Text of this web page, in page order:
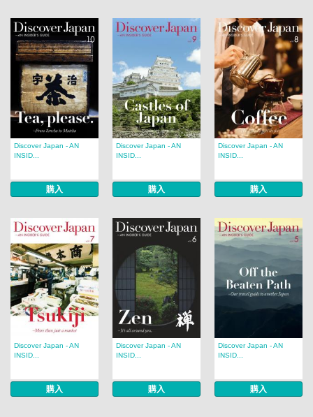
Discover Japan - AN
INSID...
購入
Discover Japan - AN
INSID...
購入
Discover Japan - AN
INSID...
購入
Discover Japan - AN
INSID...
購入
Discover Japan - AN
INSID...
購入
Discover Japan - AN
INSID...
購入